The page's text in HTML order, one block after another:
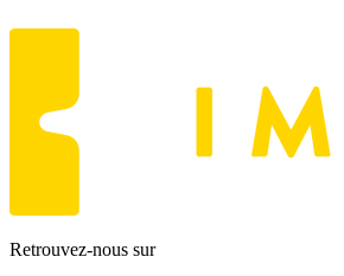
Retrouvez-nous sur